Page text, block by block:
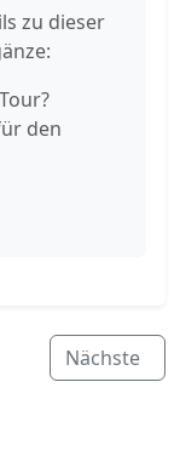
zu dieser
den
Nächste